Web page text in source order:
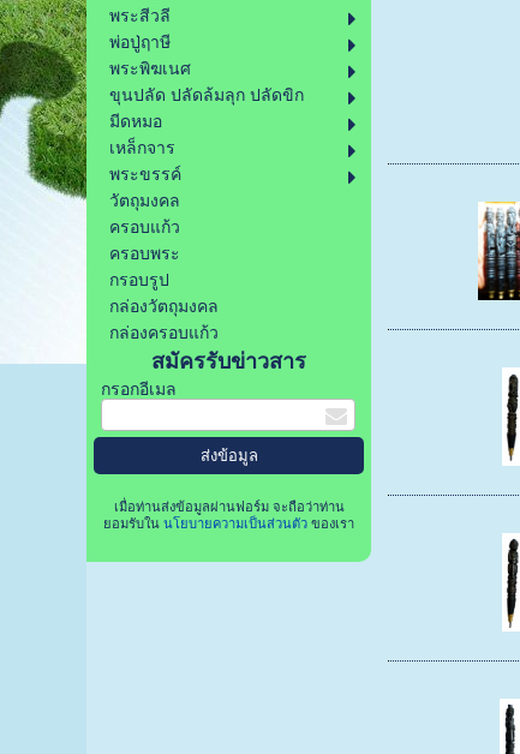
พระสีวลี
พ่อปู่ฤาษี
พระพิฆเนศ
ขุนปลัด ปลัดล้มลุก ปลัดขิก
มีดหมอ
เหล็กจาร
พระขรรค์
วัตถุมงคล
ครอบแก้ว
ครอบพระ
กรอบรูป
กล่องวัตถุมงคล
กล่องครอบแก้ว
สมัครรับข่าวสาร
กรอกอีเมล
เมื่อท่านส่งข้อมูลผ่านฟอร์ม จะถือว่าท่าน
ยอมรับใน นโยบายความเป็นส่วนตัวของเรา